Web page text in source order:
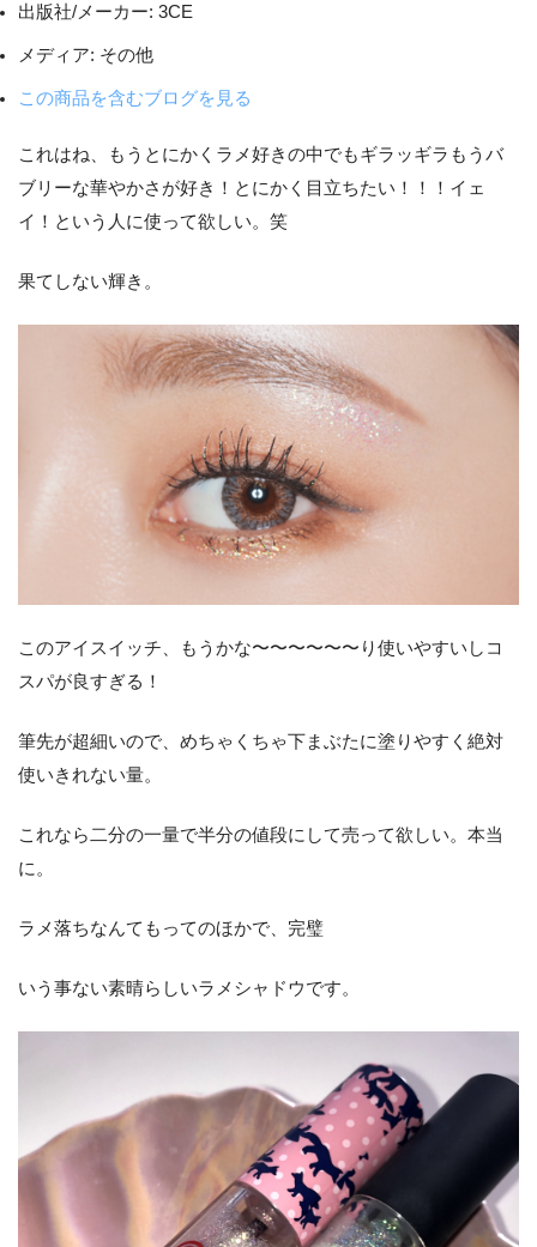
出版社/メーカー: 3CE
メディア: その他
この商品を含むブログを見る
これはね、もうとにかくラメ好きの中でもギラッギラもうバ
ブリーな華やかさが好き！とにかく目立ちたい！！！イェ
イ！という人に使って欲しい。笑
果てしない輝き。
このアイスイッチ、もうかな〜〜〜〜〜〜り使いやすいしコ
スパが良すぎる！
筆先が超細いので、めちゃくちゃ下まぶたに塗りやすく絶対
使いきれない量。
これなら二分の一量で半分の値段にして売って欲しい。本当
に。
ラメ落ちなんてもってのほかで、完璧
いう事ない素晴らしいラメシャドウです。